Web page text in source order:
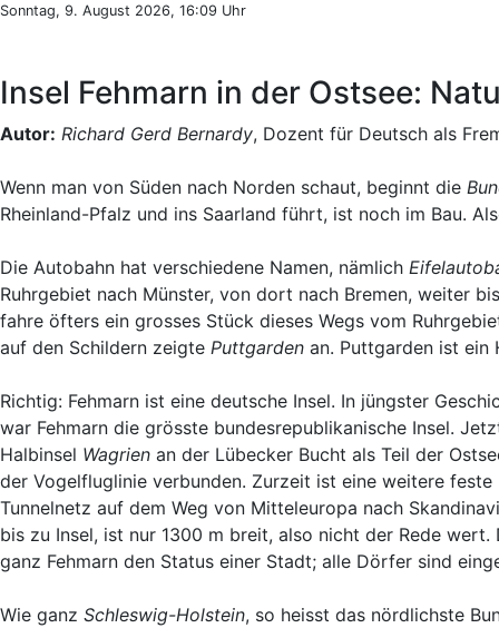
Sonntag, 9. August 2026, 16:09 Uhr
Insel Fehmarn in der Ostsee:
Autor: Richard Gerd Bernardy, Dozent für Deutsch als
Wenn man von Süden nach Norden schaut, beginnt die
Rheinland-Pfalz und ins Saarland führt, ist noch im Bau.
Die Autobahn hat verschiedene Namen, nämlich
Ruhrgebiet nach Münster, von dort nach Bremen, weiter
fahre öfters ein grosses Stück dieses Wegs vom
auf den Schildern zeigte Puttgarden an. Puttgarden ist ein
Richtig: Fehmarn ist eine deutsche Insel. In jüngster
war Fehmarn die grösste bundesrepublikanische Insel.
Halbinsel Wagrien an der Lübecker Bucht als Teil der
der Vogelfluglinie verbunden. Zurzeit ist eine weitere
Tunnelnetz auf dem Weg von Mitteleuropa nach
bis zu Insel, ist nur 1300 m breit, also nicht der Rede
ganz Fehmarn den Status einer Stadt; alle Dörfer sind
Wie ganz Schleswig-Holstein, so heisst das nördlichste